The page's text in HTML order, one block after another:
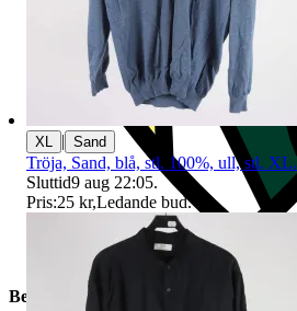
Beskrivning
XL | Sand
Tröja, Sand, blå, stl. 100%, ull, stl. XL.
Sluttid9 aug 22:05.
Pris:25 kr,Ledande bud.